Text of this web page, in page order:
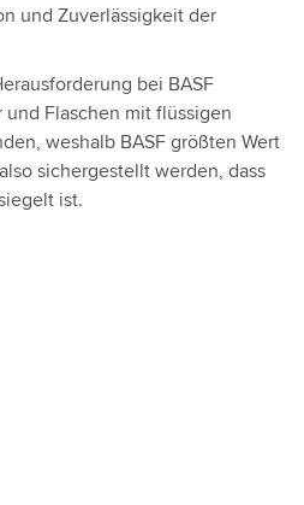
und Zuverlässigkeit der
bei BASF
Flaschen mit flüssigen
weshalb BASF größten Wert
sichergestellt werden, dass
ist.